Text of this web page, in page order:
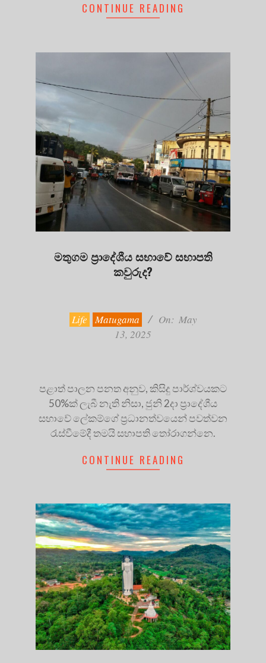
CONTINUE READING
මතුගම ප්‍රාදේශීය සභාවේ සභාපති
කවුරුද?
Life Matugama On: May
13, 2025
පළාත් පාලන පනත අනුව, කිසිදු පාර්ශ්වයකට
50%ක් ලැබී නැති නිසා, ජුනි 2දා ප්‍රාදේශීය
සභාවේ ලේකම්ගේ ප්‍රධානත්වයෙන් පවත්වන
රැස්වීමේදී තමයි සභාපති තෝරාගන්නෙ.
CONTINUE READING